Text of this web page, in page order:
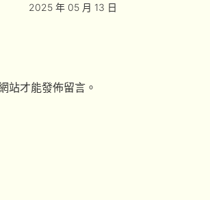
2025 年 05 月 13 日
站才能發佈留言。